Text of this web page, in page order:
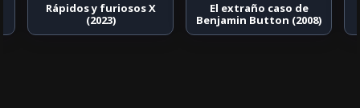
Rápidos y furiosos X
(2023)
El extraño caso de
Benjamin Button (2008)